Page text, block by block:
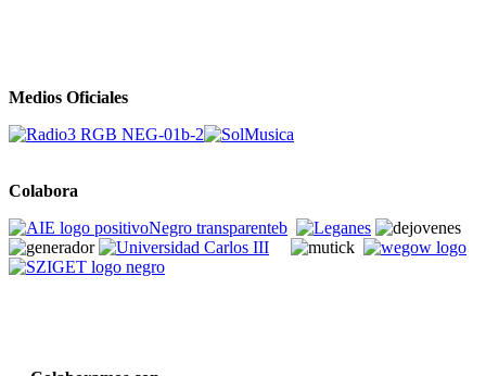
Medios Oficiales
Colabora